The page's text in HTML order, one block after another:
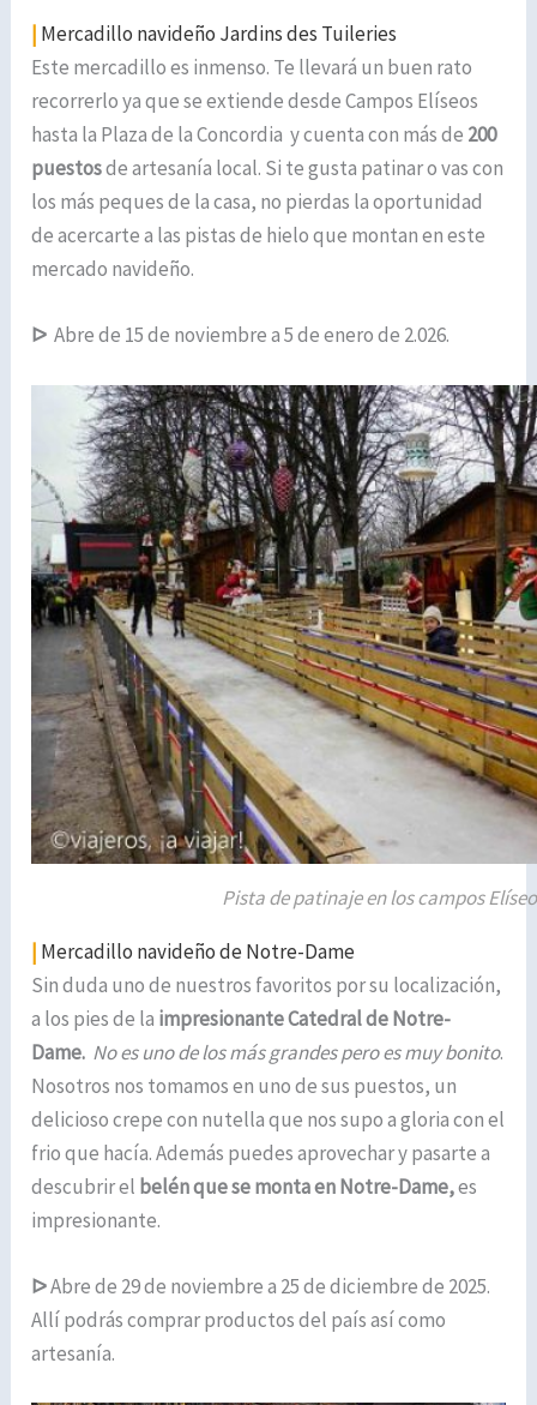
| Mercadillo navideño Jardins des Tuileries
Este mercadillo es inmenso. Te llevará un buen rato
recorrerlo ya que se extiende desde Campos Elíseos
hasta la Plaza de la Concordia y cuenta con más de 200
puestosde artesanía local. Si te gusta patinar o vas con
los más peques de la casa, no pierdas la oportunidad
de acercarte a las pistas de hielo que montan en este
mercado navideño.
ᐅ Abre de 15 de noviembre a 5 de enero de 2.026.
Pista de patinaje en los campos
| Mercadillo navideño de Notre-Dame
Sin duda uno de nuestros favoritos por su localización,
a los pies de la impresionante Catedral de Notre-
Dame. No es uno de los más grandes pero es muy bonito.
Nosotros nos tomamos en uno de sus puestos, un
delicioso crepe con nutella que nos supo a gloria con el
frio que hacía. Además puedes aprovechar y pasarte a
descubrir el belén que se monta en Notre-Dame,es
impresionante.
ᐅAbre de 29 de noviembre a 25 de diciembre de 2025.
Allí podrás comprar productos del país así como
artesanía.